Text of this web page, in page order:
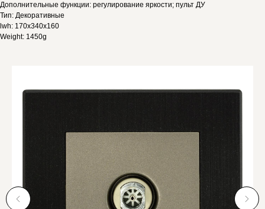
Дополнительные функции: регулирование яркости; пульт ДУ
Тип: Декоративные
lwh: 170x340x160
Weight: 1450g